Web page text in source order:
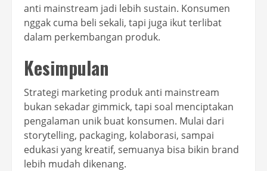
anti mainstream jadi lebih sustain. Konsumen
nggak cuma beli sekali, tapi juga ikut terlibat
dalam perkembangan produk.
Kesimpulan
Strategi marketing produk anti mainstream
bukan sekadar gimmick, tapi soal menciptakan
pengalaman unik buat konsumen. Mulai dari
storytelling, packaging, kolaborasi, sampai
edukasi yang kreatif, semuanya bisa bikin brand
lebih mudah dikenang.